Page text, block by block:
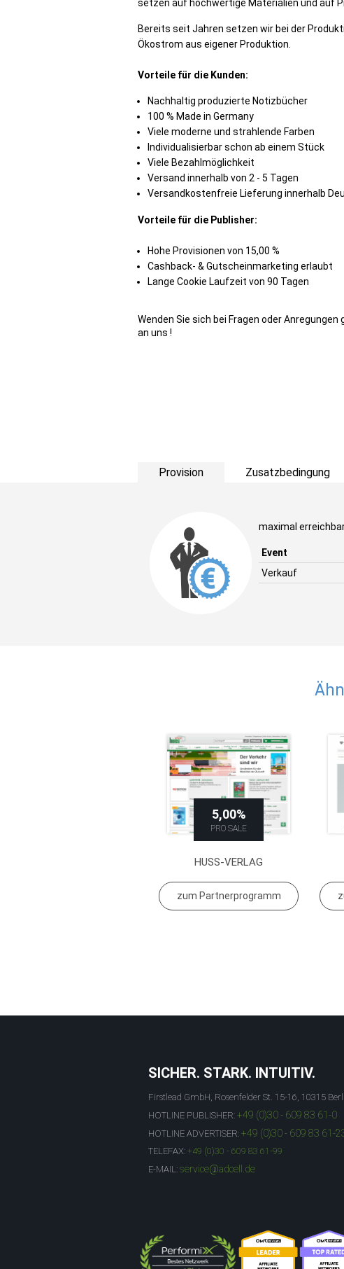
setzen auf hochwertige Materialien und auf
Bereits seit Jahren setzen wir bei der
Ökostrom aus eigener Produktion.
Vorteile für die Kunden:
Nachhaltig produzierte Notizbücher
100 % Made in Germany
Viele moderne und strahlende Farben
Individualisierbar schon ab einem Stück
Viele Bezahlmöglichkeit
Versand innerhalb von 2 - 5 Tagen
Versandkostenfreie Lieferung innerhalb
Vorteile für die Publisher:
Hohe Provisionen von 15,00 %
Cashback- & Gutscheinmarketing erlaubt
Lange Cookie Laufzeit von 90 Tagen
Wenden Sie sich bei Fragen oder
an uns !
Provision Zusatzbedingung
maximal
Event
Verkauf
5,00%
PRO SALE
HUSS-VERLAG
zum Partnerprogramm
SICHER. STARK. INTUITIV.
Firstlead GmbH, Rosenfelder St. 15-16, 10315
HOTLINE PUBLISHER: +49 (0)30 - 609 83 61-0
HOTLINE ADVERTISER: +49 (0)30 - 609 83 61-
TELEFAX: +49 (0)30 - 609 83 61-99
E-MAIL: service@adcell.de